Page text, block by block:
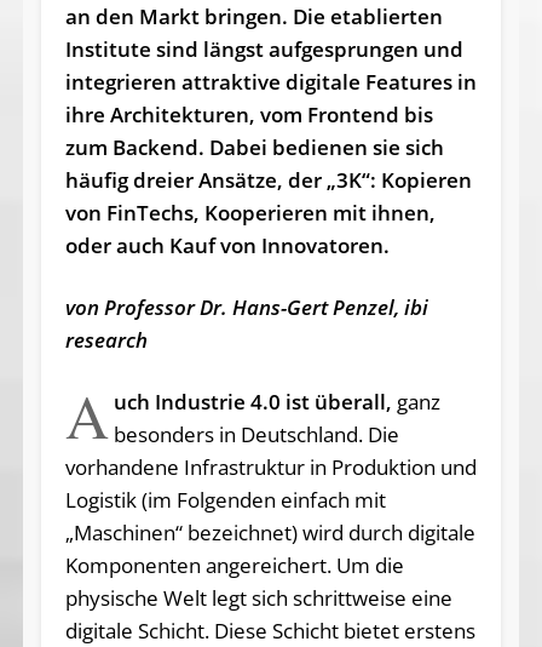
an den Markt bringen. Die etablierten
Institute sind längst aufgesprungen und
integrieren attraktive digitale Features in
ihre Architekturen, vom Frontend bis
zum Backend. Dabei bedienen sie sich
häufig dreier Ansätze, der „3K“: Kopieren
von FinTechs, Kooperieren mit ihnen,
oder auch Kauf von Innovatoren.
von Professor Dr. Hans-Gert Penzel, ibi
research
A uch Industrie 4.0 ist überall, ganz
besonders in Deutschland. Die
vorhandene Infrastruktur in Produktion und
Logistik (im Folgenden einfach mit
„Maschinen“ bezeichnet) wird durch digitale
Komponenten angereichert. Um die
physische Welt legt sich schrittweise eine
digitale Schicht. Diese Schicht bietet erstens